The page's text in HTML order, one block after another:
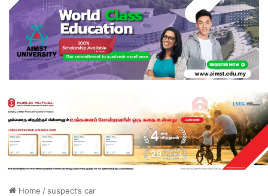
Home / suspect’s car